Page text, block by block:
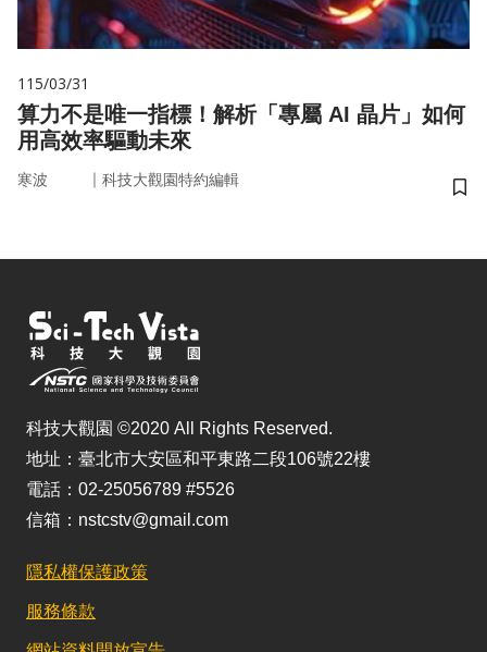
115/03/31
算力不是唯一指標！解析「專屬 AI 晶片」如何
用高效率驅動未來
寒波 ｜ 科技大觀園特約編輯
儲
科技大觀園 ©2020 All Rights Reserved.
地址：臺北市大安區和平東路二段106號22樓
電話：02-25056789 #5526
信箱：nstcstv@gmail.com
隱私權保護政策
服務條款